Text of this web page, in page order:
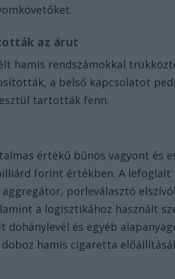
az árut
hamis rendszámokkal
a belső kapcsolatot
tartották fenn.
értékű bűnös vagyont és
forint értékben. A
porleválasztó
a logisztikához használt
és egyéb
hamis cigaretta